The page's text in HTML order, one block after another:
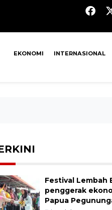
EKONOMI INTERNASIONAL
Festival Lembah
penggerak
Papua